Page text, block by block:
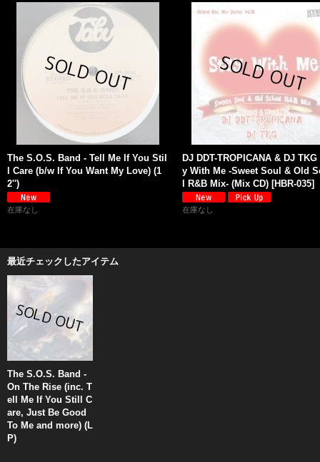
The S.O.S. Band - Tell Me If You Stil
l Care (b/w If You Want My Love) (1
2'')
在庫なし
DJ DDT-TROPICANA & DJ TKG
y With Me -Sweet Soul & Old
l R&B Mix- (Mix CD) [HBR-035]
在庫なし
最近チェックしたアイテム
The S.O.S. Band -
On The Rise (inc. T
ell Me If You Still C
are, Just Be Good
To Me and more) (L
P)